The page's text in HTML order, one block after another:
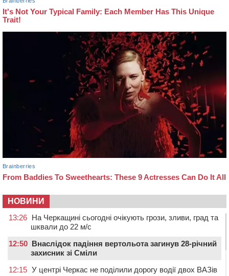
НОВИНИ
13:26 На Черкащині сьогодні очікують грози, зливи, град та
шквали до 22 м/с
12:50 Внаслідок падіння вертольота загинув 28-річний
захисник зі Сміли
12:15 У центрі Черкас не поділили дорогу водії двох ВАЗів